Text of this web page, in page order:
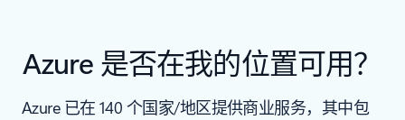
Azure 是否在我的位置可用？
Azure 已在 140 个国家/地区提供商业服务，其中包